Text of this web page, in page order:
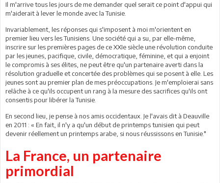
Il m'arrive tous les jours de me demander quel serait ce point d'appui qui
m'aiderait à lever le monde avec la Tunisie.
Invariablement, les réponses qui s'imposent à moi m'orientent en
premier lieu vers les Tunisiens. Une société qui a su, par elle-même,
inscrire sur les premières pages de ce XXIe siècle une révolution conduite
par les jeunes, pacifique, civile, démocratique, féminine, et qui a enjoint
le compromis à ses élites, ne peut être qu'un partenaire averti dans la
résolution graduelle et concertée des problèmes qui se posent à elle. Les
jeunes sont au premier plan de mes préoccupations. Je m'emploierai sans
relâche à ce qu'ils occupent un rang à la mesure des sacrifices qu'ils ont
consentis pour libérer la Tunisie.
En second lieu, je pense à nos amis occidentaux. Je l'avais dit à Deauville
en 2011 : « En fait, il n'y a qu'un début de printemps tunisien qui peut
devenir réellement un ­printemps arabe, si nous réussissons en Tunisie."
La France, un partenaire
primordial